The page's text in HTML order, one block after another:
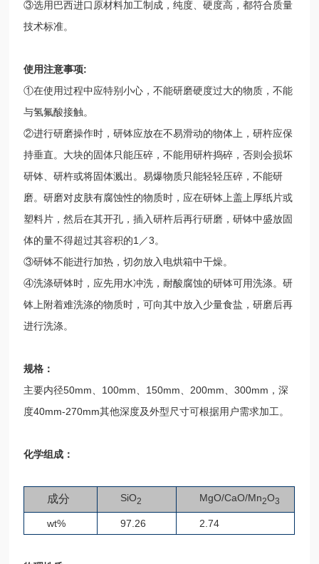
③选用巴西进口原材料加工制成，纯度、硬度高，都符合质量
技术标准。
使用注意事项:
①在使用过程中应特别小心，不能研磨硬度过大的物质，不能
与氢氟酸接触。
②进行研磨操作时，研钵应放在不易滑动的物体上，研杵应保
持垂直。大块的固体只能压碎，不能用研杵捣碎，否则会损坏
研钵、研杵或将固体溅出。易爆物质只能轻轻压碎，不能研
磨。研磨对皮肤有腐蚀性的物质时，应在研钵上盖上厚纸片或
塑料片，然后在其开孔，插入研杵后再行研磨，研钵中盛放固
体的量不得超过其容积的1／3。
③研钵不能进行加热，切勿放入电烘箱中干燥。
④洗涤研钵时，应先用水冲洗，耐酸腐蚀的研钵可用洗涤。研
钵上附着难洗涤的物质时，可向其中放入少量食盐，研磨后再
进行洗涤。
规格：
主要内径50mm、100mm、150mm、200mm、300mm，深
度40mm-270mm其他深度及外型尺寸可根据用户需求加工。
化学组成：
成分 SiO2 MgO/CaO/Mn2O3
wt% 97.26 2.74